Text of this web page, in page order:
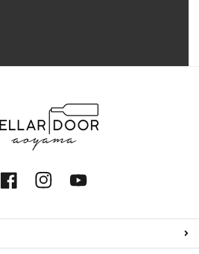
FacebookInstagramYouTube